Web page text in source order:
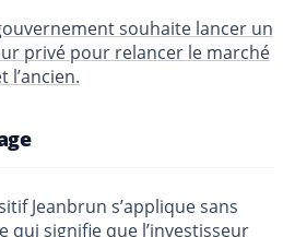
souhaite lancer un
privé pour relancer le marché
l’ancien.
Jeanbrun s’applique sans
qui signifie que l’investisseur